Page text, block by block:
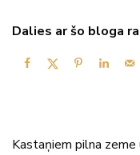
Dalies ar šo bloga
Kastaņiem pilna